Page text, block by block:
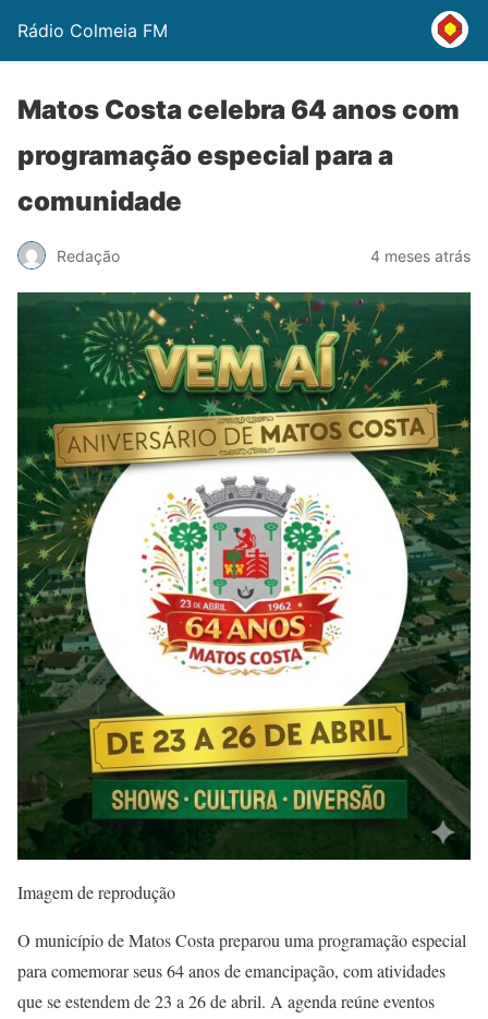
Rádio Colmeia FM
Matos Costa celebra 64 anos com
programação especial para a
comunidade
Redação 4 meses atrás
Imagem de reprodução
O município de Matos Costa preparou uma programação especial
para comemorar seus 64 anos de emancipação, com atividades
que se estendem de 23 a 26 de abril. A agenda reúne eventos